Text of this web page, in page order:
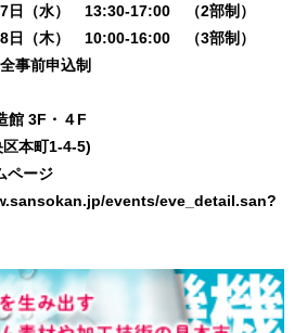
（水） 13:30-17:00 （2部制）
） 10:00-16:00 （3部制）
申込制
3F・４F
1-4-5)
ホームページ
events/eve_detail.san?